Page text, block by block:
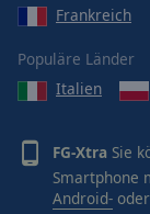
Frankreich
Populäre Länder
Italien
FG-Xtra Sie
Smartphone
Android- oder